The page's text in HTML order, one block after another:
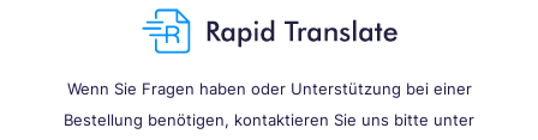
Wenn Sie Fragen haben oder Unterstützung bei einer
Bestellung benötigen, kontaktieren Sie uns bitte unter